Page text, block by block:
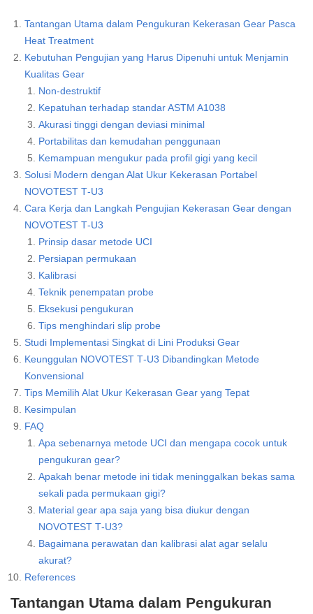
Tantangan Utama dalam Pengukuran Kekerasan Gear Pasca
Heat Treatment
Kebutuhan Pengujian yang Harus Dipenuhi untuk Menjamin
Kualitas Gear
Non‑destruktif
Kepatuhan terhadap standar ASTM A1038
Akurasi tinggi dengan deviasi minimal
Portabilitas dan kemudahan penggunaan
Kemampuan mengukur pada profil gigi yang kecil
Solusi Modern dengan Alat Ukur Kekerasan Portabel
NOVOTEST T‑U3
Cara Kerja dan Langkah Pengujian Kekerasan Gear dengan
NOVOTEST T‑U3
Prinsip dasar metode UCI
Persiapan permukaan
Kalibrasi
Teknik penempatan probe
Eksekusi pengukuran
Tips menghindari slip probe
Studi Implementasi Singkat di Lini Produksi Gear
Keunggulan NOVOTEST T‑U3 Dibandingkan Metode
Konvensional
Tips Memilih Alat Ukur Kekerasan Gear yang Tepat
Kesimpulan
FAQ
Apa sebenarnya metode UCI dan mengapa cocok untuk
pengukuran gear?
Apakah benar metode ini tidak meninggalkan bekas sama
sekali pada permukaan gigi?
Material gear apa saja yang bisa diukur dengan
NOVOTEST T‑U3?
Bagaimana perawatan dan kalibrasi alat agar selalu
akurat?
References
Tantangan Utama dalam Pengukuran